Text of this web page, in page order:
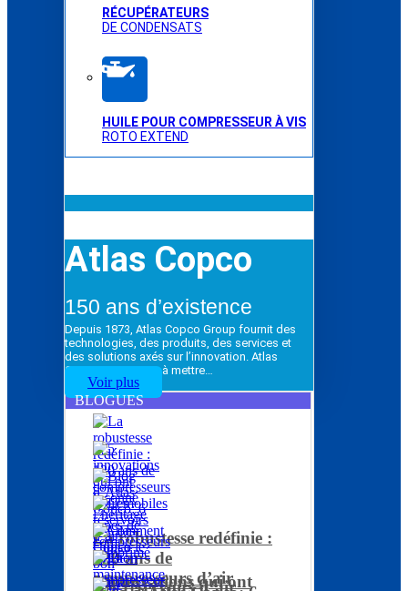
RÉCUPÉRATEURS
DE CONDENSATS
HUILE POUR COMPRESSEUR À VIS
ROTO EXTEND
Atlas Copco
150 ans d’existence
Depuis 1873, Atlas Copco Group fournit des
technologies, des produits, des services et
des solutions axés sur l’innovation. Atlas
Copco Group vise à mettre…
Voir plus
BLOGUES
La robustesse redéfinie :
120 ans de
compresseurs d’air
5 innovations qui ont